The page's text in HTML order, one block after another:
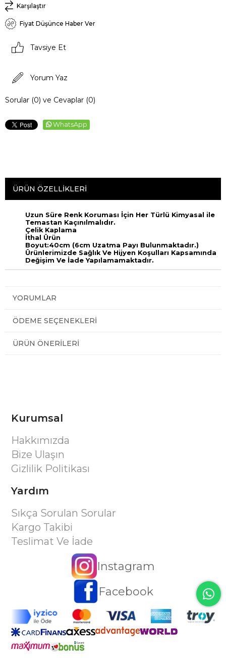
Karşılaştır
Fiyat Düşünce Haber Ver
Tavsiye Et
Yorum Yaz
Sorular (0) ve Cevaplar (0)
WhatsApp
ÜRÜN ÖZELLIKLERI
Uzun Süre Renk Koruması İçin Her Türlü Kimyasal ile
Temastan Kaçınılmalıdır.
Çelik Kaplama
İthal Ürün
Boyut:40cm (6cm Uzatma Payı Bulunmaktadır.)
Ürünlerimizde Sağlık Ve Hijyen Koşulları Kapsamında
Değişim Ve İade Yapılamamaktadır.
YORUMLAR
ÖDEME SEÇENEKLERI
ÜRÜN ÖNERILERI
Kurumsal
Hakkımızda
Bize Ulaşın
Gizlilik Politikası
Yardım
Sıkça Sorulan Sorular
Kargo Takibi
Teslimat Ve İade
Instagram
Facebook